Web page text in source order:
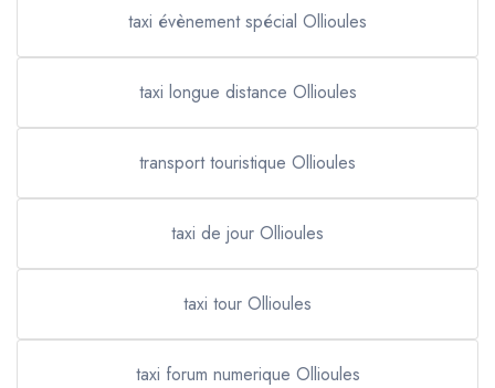
taxi évènement spécial Ollioules
taxi longue distance Ollioules
transport touristique Ollioules
taxi de jour Ollioules
taxi tour Ollioules
taxi forum numerique Ollioules